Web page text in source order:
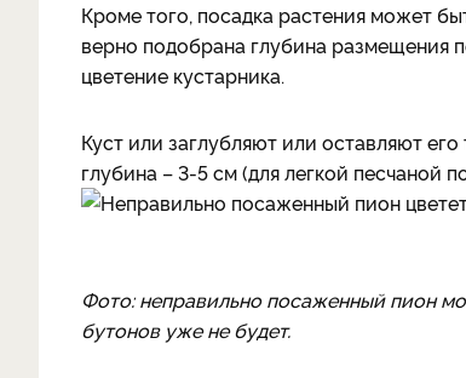
Кроме того, посадка растения может
верно подобрана глубина размещения
цветение кустарника.
Куст или заглубляют или оставляют
глубина – 3-5 см (для легкой песчаной
Фото: неправильно посаженный пион
бутонов уже не будет.